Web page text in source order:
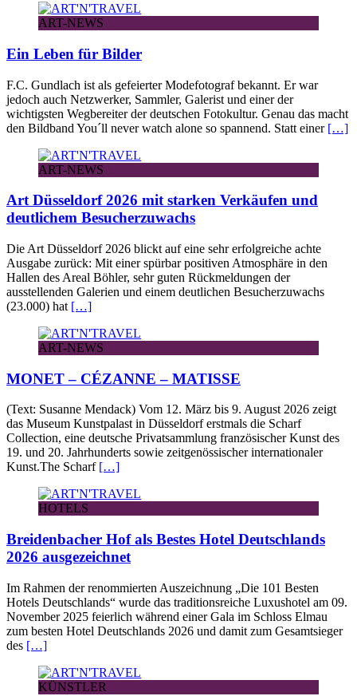
ART-NEWS
Ein Leben für Bilder
F.C. Gundlach ist als gefeierter Modefotograf bekannt. Er war
jedoch auch Netzwerker, Sammler, Galerist und einer der
wichtigsten Wegbereiter der deutschen Fotokultur. Genau das macht
den Bildband You´ll never watch alone so spannend. Statt einer […]
ART-NEWS
Art Düsseldorf 2026 mit starken Verkäufen und
deutlichem Besucherzuwachs
Die Art Düsseldorf 2026 blickt auf eine sehr erfolgreiche achte
Ausgabe zurück: Mit einer spürbar positiven Atmosphäre in den
Hallen des Areal Böhler, sehr guten Rückmeldungen der
ausstellenden Galerien und einem deutlichen Besucherzuwachs
(23.000) hat […]
ART-NEWS
MONET – CÉZANNE – MATISSE
(Text: Susanne Mendack) Vom 12. März bis 9. August 2026 zeigt
das Museum Kunstpalast in Düsseldorf erstmals die Scharf
Collection, eine deutsche Privatsammlung französischer Kunst des
19. und 20. Jahrhunderts sowie zeitgenössischer internationaler
Kunst.The Scharf […]
HOTELS
Breidenbacher Hof als Bestes Hotel Deutschlands
2026 ausgezeichnet
Im Rahmen der renommierten Auszeichnung „Die 101 Besten
Hotels Deutschlands“ wurde das traditionsreiche Luxushotel am 09.
November 2025 feierlich während einer Gala im Schloss Elmau
zum besten Hotel Deutschlands 2026 und damit zum Gesamtsieger
des […]
KÜNSTLER